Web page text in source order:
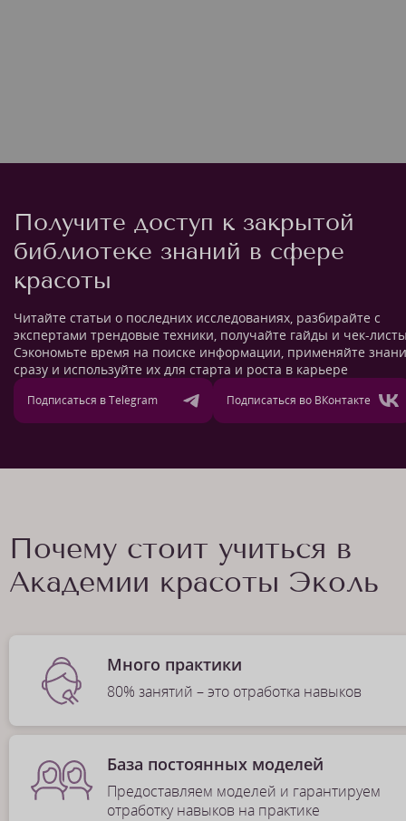
Получите доступ к закрытой
библиотеке знаний в сфере
красоты
Читайте статьи о последних исследованиях, разбирайте с
экспертами трендовые техники, получайте гайды и чек-
Сэкономьте время на поиске информации, применяйте
сразу и используйте их для старта и роста в карьере
Подписаться в Telegram Подписаться во ВКонтакте
Почему стоит учиться в
Академии красоты Эколь
Много практики
80% занятий – это отработка навыков
База постоянных моделей
Предоставляем моделей и гарантируем
отработку навыков на практике